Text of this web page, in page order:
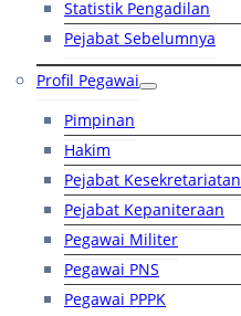
Statistik Pengadilan
Pejabat Sebelumnya
Profil Pegawai
Pimpinan
Hakim
Pejabat Kesekretariatan
Pejabat Kepaniteraan
Pegawai Militer
Pegawai PNS
Pegawai PPPK